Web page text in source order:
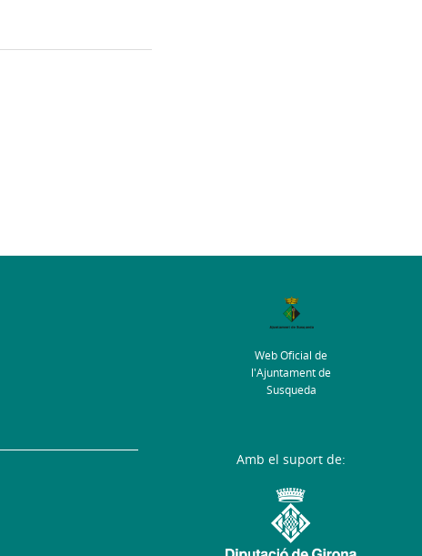
Web Oficial de
l'Ajuntament de
Susqueda
Amb el suport de: